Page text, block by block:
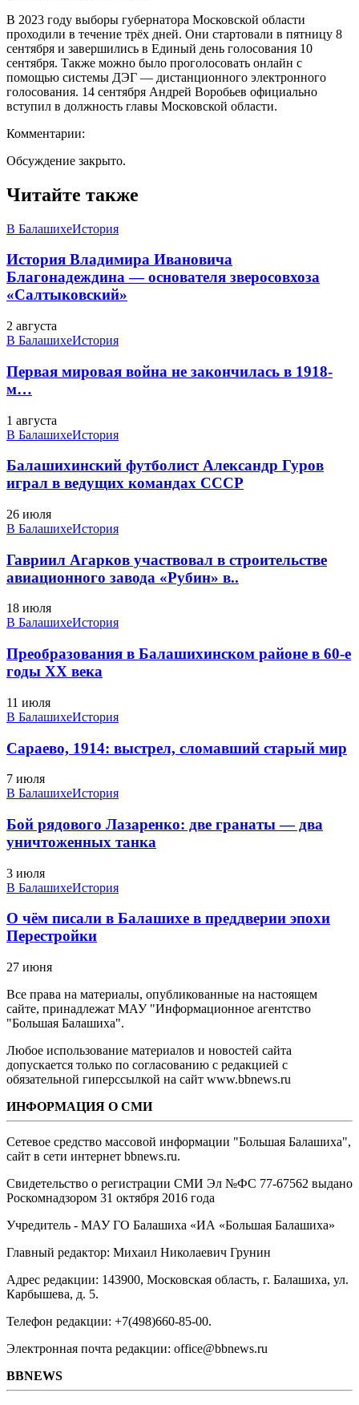
В 2023 году выборы губернатора Московской области
проходили в течение трёх дней. Они стартовали в пятницу 8
сентября и завершились в Единый день голосования 10
сентября. Также можно было проголосовать онлайн с
помощью системы ДЭГ — дистанционного электронного
голосования. 14 сентября Андрей Воробьев официально
вступил в должность главы Московской области.
Комментарии:
Обсуждение закрыто.
Читайте также
В БалашихеИстория
История Владимира Ивановича
Благонадеждина — основателя зверосовхоза
«Салтыковский»
2 августа
В БалашихеИстория
Первая мировая война не закончилась в 1918-
м…
1 августа
В БалашихеИстория
Балашихинский футболист Александр Гуров
играл в ведущих командах СССР
26 июля
В БалашихеИстория
Гавриил Агарков участвовал в строительстве
авиационного завода «Рубин» в..
18 июля
В БалашихеИстория
Преобразования в Балашихинском районе в 60-е
годы XX века
11 июля
В БалашихеИстория
Сараево, 1914: выстрел, сломавший старый мир
7 июля
В БалашихеИстория
Бой рядового Лазаренко: две гранаты — два
уничтоженных танка
3 июля
В БалашихеИстория
О чём писали в Балашихе в преддверии эпохи
Перестройки
27 июня
Все права на материалы, опубликованные на настоящем
сайте, принадлежат МАУ "Информационное агентство
"Большая Балашиха".
Любое использование материалов и новостей сайта
допускается только по согласованию с редакцией с
обязательной гиперссылкой на сайт www.bbnews.ru
ИНФОРМАЦИЯ О СМИ
Сетевое средство массовой информации "Большая Балашиха",
сайт в сети интернет bbnews.ru.
Свидетельство о регистрации СМИ Эл №ФС ‎77-67562 выдано
Роскомнадзором 31 октября 2016 года
Учредитель - МАУ ГО Балашиха «ИА «Большая Балашиха»
Главный редактор: Михаил Николаевич Грунин
Адрес редакции: 143900, Московская область, г. Балашиха, ул.
Карбышева, д. 5.
Телефон редакции: +7(498)660-85-00.
Электронная почта редакции: office@bbnews.ru
BBNEWS